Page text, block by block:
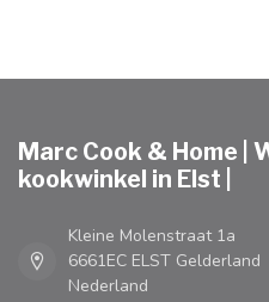
Marc Cook & Home |
kookwinkel in Elst |
Kleine Molenstraat 1a
6661EC ELST Gelderland
Nederland